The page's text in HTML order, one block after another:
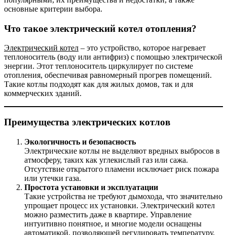
основные критерии выбора.
Что такое электрический котел отопления?
Электрический котел – это устройство, которое нагревает
теплоноситель (воду или антифриз) с помощью электрической
энергии. Этот теплоноситель циркулирует по системе
отопления, обеспечивая равномерный прогрев помещений.
Такие котлы подходят как для жилых домов, так и для
коммерческих зданий.
Преимущества электрических котлов
Экологичность и безопасность
Электрические котлы не выделяют вредных выбросов в
атмосферу, таких как углекислый газ или сажа.
Отсутствие открытого пламени исключает риск пожара
или утечки газа.
Простота установки и эксплуатации
Такие устройства не требуют дымохода, что значительно
упрощает процесс их установки. Электрический котел
можно разместить даже в квартире. Управление
интуитивно понятное, и многие модели оснащены
автоматикой, позволяющей регулировать температуру.